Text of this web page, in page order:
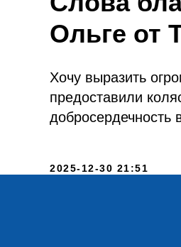
Ольге от
Хочу выразить
предоставили
добросердечность
2025-12-30 21:51